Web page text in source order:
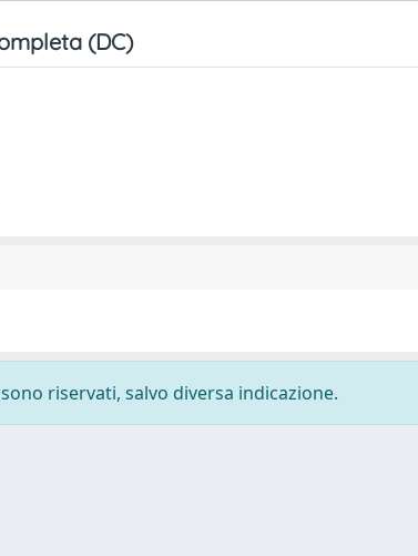
(DC)
riservati, salvo diversa indicazione.